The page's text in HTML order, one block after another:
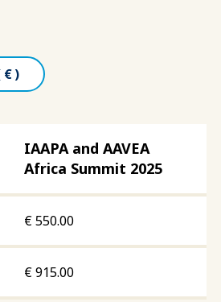
IAAPA and AAVEA
Africa Summit 2025
€550.00
€915.00